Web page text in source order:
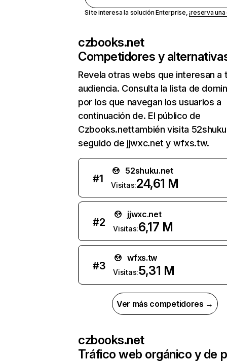
Si te interesa la solución Enterprise,¡reserva
czbooks.net
Competidores y
Revela otras webs que interesan a
audiencia. Consulta la lista de
por los que navegan los usuarios a
continuación de. El público de
Czbooks.nettambién visita
seguido de jjwxc.net y wfxs.tw.
#1
52shuku.net
Visitas:24,61 M
#2
jjwxc.net
Visitas:6,17 M
#3
wfxs.tw
Visitas:5,31 M
Ver más competidores →
czbooks.net
Tráfico web orgánico y de